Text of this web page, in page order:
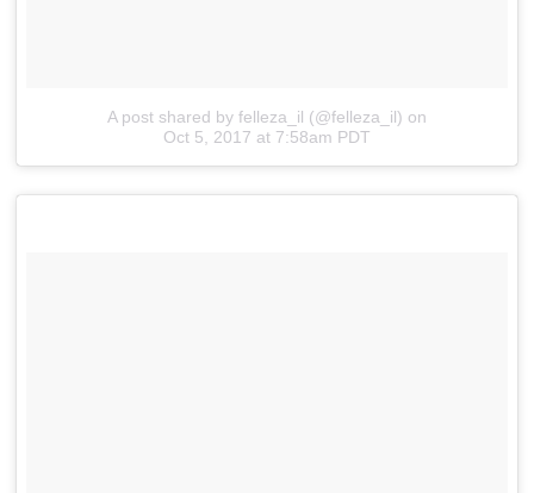
A post shared by felleza_il (@felleza_il) on
Oct 5, 2017 at 7:58am PDT